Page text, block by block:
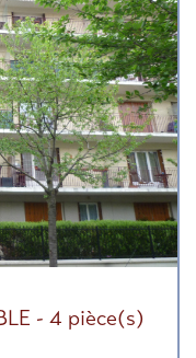
- 4 pièce(s)